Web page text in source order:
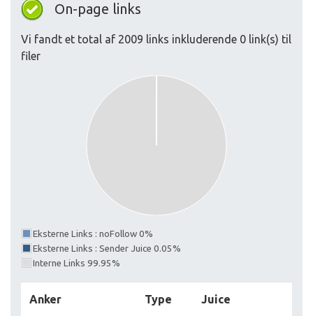
On-page links
Vi fandt et total af 2009 links inkluderende 0 link(s) til
filer
Eksterne Links : noFollow 0%
Eksterne Links : Sender Juice 0.05%
Interne Links 99.95%
Anker Type Juice